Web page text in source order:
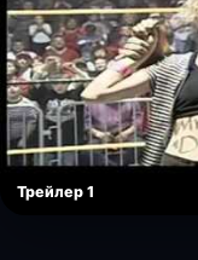
Трейлер 1